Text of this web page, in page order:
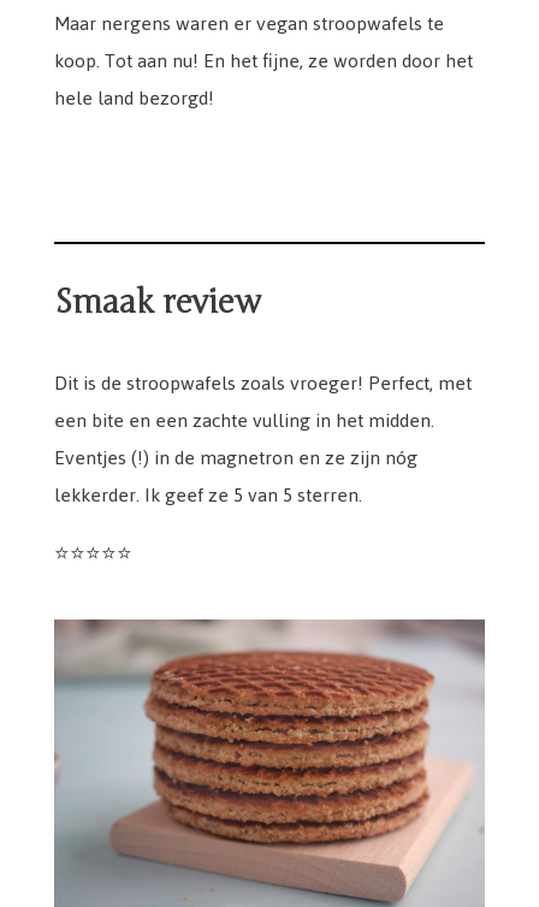
Maar nergens waren er vegan stroopwafels te
koop. Tot aan nu! En het fijne, ze worden door het
hele land bezorgd!
Smaak review
Dit is de stroopwafels zoals vroeger! Perfect, met
een bite en een zachte vulling in het midden.
Eventjes (!) in de magnetron en ze zijn nóg
lekkerder. Ik geef ze 5 van 5 sterren.
⭐️⭐️⭐️⭐️⭐️